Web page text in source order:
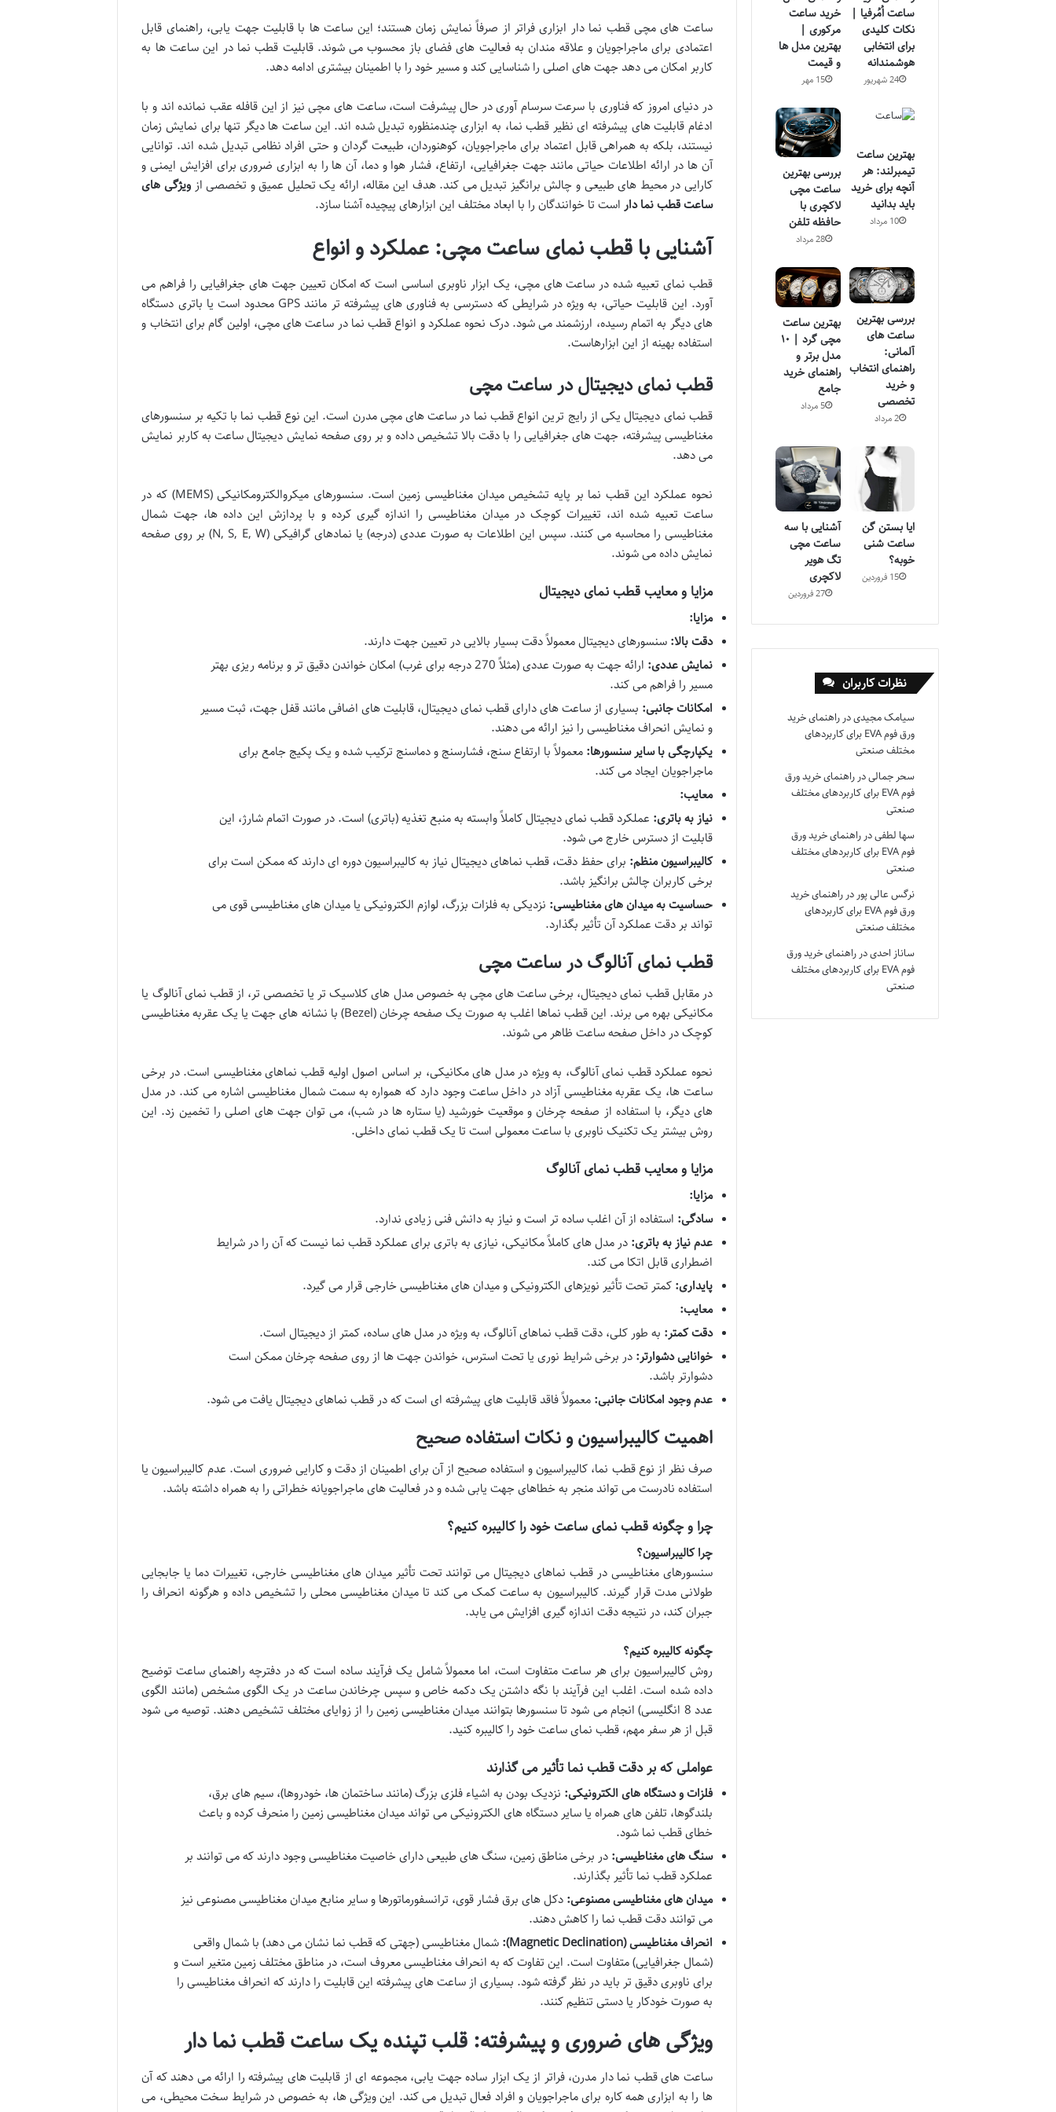
ساعت های مچی قطب نما دار ابزاری فراتر از صرفاً نمایش زمان هستند؛ این ساعت ها با قابلیت جهت یابی، راهنمای قابل
اعتمادی برای ماجراجویان و علاقه مندان به فعالیت های فضای باز محسوب می شوند. قابلیت قطب نما در این ساعت ها به
کاربر امکان می دهد جهت های اصلی را شناسایی کند و مسیر خود را با اطمینان بیشتری ادامه دهد.
در دنیای امروز که فناوری با سرعت سرسام آوری در حال پیشرفت است، ساعت های مچی نیز از این قافله عقب نمانده اند و با
ادغام قابلیت های پیشرفته ای نظیر قطب نما، به ابزاری چندمنظوره تبدیل شده اند. این ساعت ها دیگر تنها برای نمایش زمان
نیستند، بلکه به همراهی قابل اعتماد برای ماجراجویان، کوهنوردان، طبیعت گردان و حتی افراد نظامی تبدیل شده اند. توانایی
آن ها در ارائه اطلاعات حیاتی مانند جهت جغرافیایی، ارتفاع، فشار هوا و دما، آن ها را به ابزاری ضروری برای افزایش ایمنی و
کارایی در محیط های طبیعی و چالش برانگیز تبدیل می کند. هدف این مقاله، ارائه یک تحلیل عمیق و تخصصی ازویژگی های
ساعت قطب نما دار است تا خوانندگان را با ابعاد مختلف این ابزارهای پیچیده آشنا سازد.
آشنایی با قطب نمای ساعت مچی: عملکرد و انواع
قطب نمای تعبیه شده در ساعت های مچی، یک ابزار ناوبری اساسی است که امکان تعیین جهت های جغرافیایی را فراهم می
آورد. این قابلیت حیاتی، به ویژه در شرایطی که دسترسی به فناوری های پیشرفته تر مانند GPS محدود است یا باتری دستگاه
های دیگر به اتمام رسیده، ارزشمند می شود. درک نحوه عملکرد و انواع قطب نما در ساعت های مچی، اولین گام برای انتخاب و
استفاده بهینه از این ابزارهاست.
قطب نمای دیجیتال در ساعت مچی
قطب نمای دیجیتال یکی از رایج ترین انواع قطب نما در ساعت های مچی مدرن است. این نوع قطب نما با تکیه بر سنسورهای
مغناطیسی پیشرفته، جهت های جغرافیایی را با دقت بالا تشخیص داده و بر روی صفحه نمایش دیجیتال ساعت به کاربر نمایش
می دهد.
نحوه عملکرد این قطب نما بر پایه تشخیص میدان مغناطیسی زمین است. سنسورهای میکروالکترومکانیکی (MEMS) که در
ساعت تعبیه شده اند، تغییرات کوچک در میدان مغناطیسی را اندازه گیری کرده و با پردازش این داده ها، جهت شمال
مغناطیسی را محاسبه می کنند. سپس این اطلاعات به صورت عددی (درجه) یا نمادهای گرافیکی (N, S, E, W) بر روی صفحه
نمایش داده می شوند.
مزایا و معایب قطب نمای دیجیتال
مزایا:
دقت بالا: سنسورهای دیجیتال معمولاً دقت بسیار بالایی در تعیین جهت دارند.
نمایش عددی:
ارائه جهت به صورت عددی (مثلاً 270 درجه برای غرب) امکان خواندن دقیق تر و برنامه ریزی بهتر
مسیر را فراهم می کند.
امکانات جانبی: بسیاری از ساعت های دارای قطب نمای دیجیتال، قابلیت های اضافی مانند قفل جهت، ثبت مسیر
و نمایش انحراف مغناطیسی را نیز ارائه می دهند.
یکپارچگی با سایر سنسورها: معمولاً با ارتفاع سنج، فشارسنج و دماسنج ترکیب شده و یک پکیج جامع برای
ماجراجویان ایجاد می کند.
معایب:
نیاز به باتری: عملکرد قطب نمای دیجیتال کاملاً وابسته به منبع تغذیه (باتری) است. در صورت اتمام شارژ، این
قابلیت از دسترس خارج می شود.
کالیبراسیون منظم: برای حفظ دقت، قطب نماهای دیجیتال نیاز به کالیبراسیون دوره ای دارند که ممکن است برای
برخی کاربران چالش برانگیز باشد.
حساسیت به میدان های مغناطیسی: نزدیکی به فلزات بزرگ، لوازم الکترونیکی یا میدان های مغناطیسی قوی می
تواند بر دقت عملکرد آن تأثیر بگذارد.
قطب نمای آنالوگ در ساعت مچی
در مقابل قطب نمای دیجیتال، برخی ساعت های مچی به خصوص مدل های کلاسیک تر یا تخصصی تر، از قطب نمای آنالوگ یا
مکانیکی بهره می برند. این قطب نماها اغلب به صورت یک صفحه چرخان (Bezel) با نشانه های جهت یا یک عقربه مغناطیسی
کوچک در داخل صفحه ساعت ظاهر می شوند.
نحوه عملکرد قطب نمای آنالوگ، به ویژه در مدل های مکانیکی، بر اساس اصول اولیه قطب نماهای مغناطیسی است. در برخی
ساعت ها، یک عقربه مغناطیسی آزاد در داخل ساعت وجود دارد که همواره به سمت شمال مغناطیسی اشاره می کند. در مدل
های دیگر، با استفاده از صفحه چرخان و موقعیت خورشید (یا ستاره ها در شب)، می توان جهت های اصلی را تخمین زد. این
روش بیشتر یک تکنیک ناوبری با ساعت معمولی است تا یک قطب نمای داخلی.
مزایا و معایب قطب نمای آنالوگ
مزایا:
سادگی: استفاده از آن اغلب ساده تر است و نیاز به دانش فنی زیادی ندارد.
عدم نیاز به باتری: در مدل های کاملاً مکانیکی، نیازی به باتری برای عملکرد قطب نما نیست که آن را در شرایط
اضطراری قابل اتکا می کند.
پایداری: کمتر تحت تأثیر نویزهای الکترونیکی و میدان های مغناطیسی خارجی قرار می گیرد.
معایب:
دقت کمتر: به طور کلی، دقت قطب نماهای آنالوگ، به ویژه در مدل های ساده، کمتر از دیجیتال است.
خوانایی دشوارتر: در برخی شرایط نوری یا تحت استرس، خواندن جهت ها از روی صفحه چرخان ممکن است
دشوارتر باشد.
عدم وجود امکانات جانبی: معمولاً فاقد قابلیت های پیشرفته ای است که در قطب نماهای دیجیتال یافت می شود.
اهمیت کالیبراسیون و نکات استفاده صحیح
صرف نظر از نوع قطب نما، کالیبراسیون و استفاده صحیح از آن برای اطمینان از دقت و کارایی ضروری است. عدم کالیبراسیون یا
استفاده نادرست می تواند منجر به خطاهای جهت یابی شده و در فعالیت های ماجراجویانه خطراتی را به همراه داشته باشد.
چرا و چگونه قطب نمای ساعت خود را کالیبره کنیم؟
چرا کالیبراسیون؟
سنسورهای مغناطیسی در قطب نماهای دیجیتال می توانند تحت تأثیر میدان های مغناطیسی خارجی، تغییرات دما یا جابجایی
طولانی مدت قرار گیرند. کالیبراسیون به ساعت کمک می کند تا میدان مغناطیسی محلی را تشخیص داده و هرگونه انحراف را
جبران کند، در نتیجه دقت اندازه گیری افزایش می یابد.
چگونه کالیبره کنیم؟
روش کالیبراسیون برای هر ساعت متفاوت است، اما معمولاً شامل یک فرآیند ساده است که در دفترچه راهنمای ساعت توضیح
داده شده است. اغلب این فرآیند با نگه داشتن یک دکمه خاص و سپس چرخاندن ساعت در یک الگوی مشخص (مانند الگوی
عدد 8 انگلیسی) انجام می شود تا سنسورها بتوانند میدان مغناطیسی زمین را از زوایای مختلف تشخیص دهند. توصیه می شود
قبل از هر سفر مهم، قطب نمای ساعت خود را کالیبره کنید.
عواملی که بر دقت قطب نما تأثیر می گذارند
فلزات و دستگاه های الکترونیکی: نزدیک بودن به اشیاء فلزی بزرگ (مانند ساختمان ها، خودروها)، سیم های برق،
بلندگوها، تلفن های همراه یا سایر دستگاه های الکترونیکی می تواند میدان مغناطیسی زمین را منحرف کرده و باعث
خطای قطب نما شود.
سنگ های مغناطیسی: در برخی مناطق زمین، سنگ های طبیعی دارای خاصیت مغناطیسی وجود دارند که می توانند بر
عملکرد قطب نما تأثیر بگذارند.
میدان های مغناطیسی مصنوعی: دکل های برق فشار قوی، ترانسفورماتورها و سایر منابع میدان مغناطیسی مصنوعی نیز
می توانند دقت قطب نما را کاهش دهند.
انحراف مغناطیسی (Magnetic Declination):
شمال مغناطیسی (جهتی که قطب نما نشان می دهد) با شمال واقعی
(شمال جغرافیایی) متفاوت است. این تفاوت که به انحراف مغناطیسی معروف است، در مناطق مختلف زمین متغیر است و
برای ناوبری دقیق تر باید در نظر گرفته شود. بسیاری از ساعت های پیشرفته این قابلیت را دارند که انحراف مغناطیسی را
به صورت خودکار یا دستی تنظیم کنند.
ویژگی های ضروری و پیشرفته: قلب تپنده یک ساعت قطب نما دار
ساعت های قطب نما دار مدرن، فراتر از یک ابزار ساده جهت یابی، مجموعه ای از قابلیت های پیشرفته را ارائه می دهند که آن
ها را به ابزاری همه کاره برای ماجراجویان و افراد فعال تبدیل می کند. این ویژگی ها، به خصوص در شرایط سخت محیطی، می
خرید ساعت
مرکوری |
بهترین مدل ها
و قیمت
15 مهر
ساعت اُمُرفیا |
نکات کلیدی
برای انتخابی
هوشمندانه
24 شهریور
بررسی بهترین
ساعت مچی
لاکچری با
حافظه تلفن
28 مرداد
بهترین ساعت
تیمبرلند: هر
آنچه برای خرید
باید بدانید
10 مرداد
بهترین ساعت
مچی گرد | ۱۰
مدل برتر و
راهنمای خرید
جامع
5 مرداد
بررسی بهترین
ساعت های
آلمانی:
راهنمای انتخاب
و خرید
تخصصی
2 مرداد
آشنایی با سه
ساعت مچی
تگ هویر
لاکچری
27 فروردین
ایا بستن گن
ساعت شنی
خوبه؟
15 فروردین
نظرات کاربران
سیامک مجیدیدرراهنمای خرید
ورق فوم EVA برای کاربردهای
مختلف صنعتی
سحر جمالیدرراهنمای خرید ورق
فوم EVA برای کاربردهای مختلف
صنعتی
سها لطفیدرراهنمای خرید ورق
فوم EVA برای کاربردهای مختلف
صنعتی
نرگس عالی پور درراهنمای خرید
ورق فوم EVA برای کاربردهای
مختلف صنعتی
ساناز احدیدرراهنمای خرید ورق
فوم EVA برای کاربردهای مختلف
صنعتی